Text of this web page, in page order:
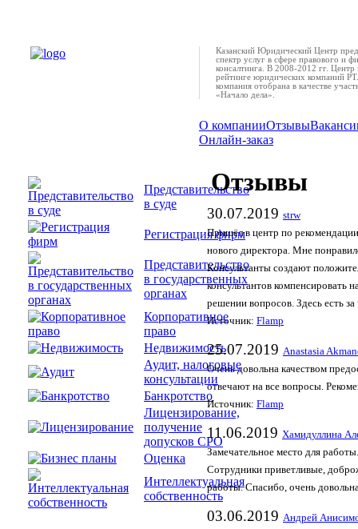
Представительство
в суде
Регистрация фирм
Представительство
в государственных
органах
Корпоративное
право
Недвижимость
Аудит, налоговые
консультации
Банкротство
Лицензирование,
получение
допусков СРО
Оценка
Интеллектуальная
собственность
Казанский Юридический Центр
спектр услуг в сфере правового и
консалтинга. В 2008-2012 гг. Центр
рейтинге юридических компаний
компания отобрана в качестве
«Начало дела».
О компанииОтзывы
Онлайн-заказ
Отзывы
30.07.2019 strw
Пришёл в центр по
нового директора. Мне
Консультанты создают
консультантов компенсировать
решении вопросов. Здесь есть за
Источник: Flamp
25.07.2019 Anastasia
Очень довольна качеством
отвечают на все вопросы.
Источник: Flamp
11.06.2019 Хамидуллина
Замечательное место для
Сотрудники приветливые,
работы. Спасибо, очень
03.06.2019 Андрей